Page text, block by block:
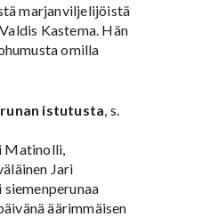
marjanviljelijöistä
Kastema. Hän
omilla
istutusta, s.
Matinolli,
Jari
äärimmäisen